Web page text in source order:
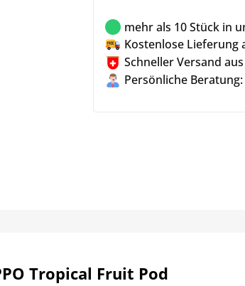
mehr als 10 Stück in
Kostenlose Lieferung
Schneller Versand
Persönliche Beratung:
Tropical Fruit Pod